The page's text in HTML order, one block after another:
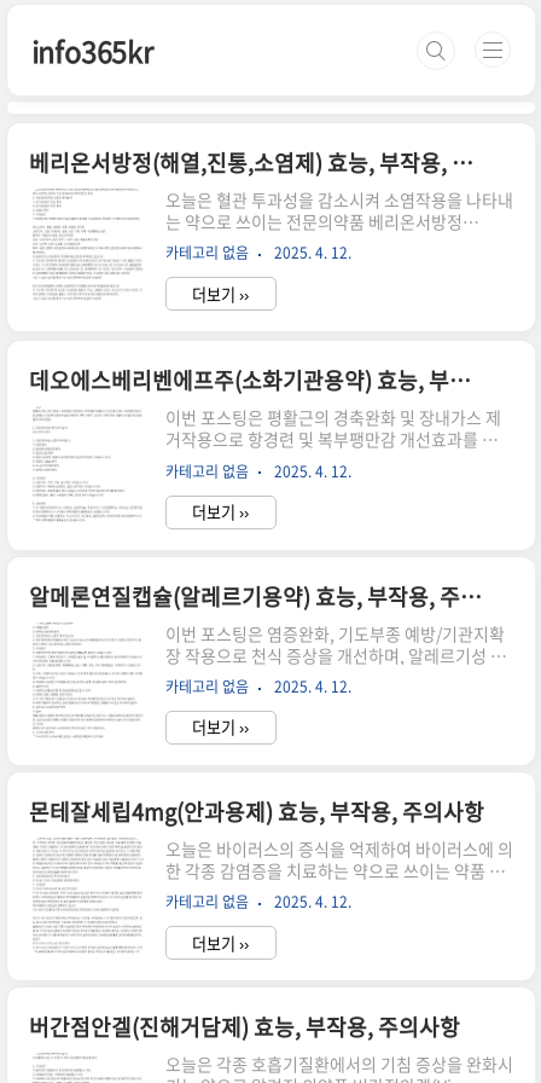
info365kr
베리온서방정(해열,진통,소염제) 효능, 부작용, 주의사항
오늘은 혈관 투과성을 감소시켜 소염작용을 나타내
는 약으로 쓰이는 전문의약품 베리온서방정
(Belion CR Tab.)의 효능과 복용법 그리고 부작
용, 주의사항에 관하여 알아보겠습니다. 베리온서
방정을 복용하거나 복용이 예정인 분들은 해당 전
문의약품에 관해 설명드릴 아래의 약품 정보를 반
되어있는 약품 자료를 바탕으로 객관적인 정보만을
기술하는 점을 참고 바랍니다.베리온서방정이란?
베리온서방정은 혈관 투과성을 감소시켜 소염작용
을 나타내는 약입니다.베리온서방정의 형태베리온
서방정은 무색-미황색의 투명한 주사액으로 충진
된 갈색 앰플의 형태를 하고 있으며, 하단의 사진과
같은 생김새의 의약품입니다.베리온서방정 의료급
여 코드, 급여..
카테고리 없음 2025. 4. 12.
더보기 ››
데오에스베리벤에프주(소화기관용약) 효능, 부작용, 주의사항
이번 포스팅은 평활근의 경축완화 및 장내가스 제
거작용으로 항경련 및 복부팽만감 개선효과를 나타
내는 약으로 알려진 약품 데오에스베리벤에프주
(Theoesberiven-F Injection)의 효능과 복용법
그리고 부작용, 주의사항에 대하여 알아보도록 하
겠습니다. 데오에스베리벤에프주를 복용하시거나
시길 당부드립니다.설명드리는 글의 내용은 약학
정보 전문기관에 등록되어있는 약품 전문자료를 근
거하여 객관적인 내용만을 제공함을 참고하시기 바
랍니다.데오에스베리벤에프주이란?데오에스베리
벤에프주는 평활근의 경축완화 및 장내가스 제거작
용으로 항경련 및 복부팽만감 개선효과를 나타내는
약으로 알려져 있습니다.데오에스베리벤에프주의
형태데..
카테고리 없음 2025. 4. 12.
더보기 ››
알메론연질캡슐(알레르기용약) 효능, 부작용, 주의사항
이번 포스팅은 염증완화, 기도부종 예방/기관지확
장 작용으로 천식 증상을 개선하며, 알레르기성 비
염에도 사용하는 약으로 알려진 전문의약품 알메론
연질캡슐(Almeron Soft Cap.)의 효능 및 복용법,
주의사항(부작용)에 대해 알아보고자 합니다. 알메
론연질캡슐을 복용 중이거나 복용 예정인 분들은
의 내용은 약학정보원에 공시되어 있는 의약품 전
문정보를 바탕으로 객관적인 내용만을 기술하는 점
을 참고 바랍니다.알메론연질캡슐이란?알메론연
질캡슐은 염증완화, 기도부종 예방/기관지확장 작
용으로 천식 증상을 개선하며, 알레르기성 비염에
도 사용하는 약으로 알려져 있습니다.알메론연질
캡슐의 형태알메론연질캡슐은 이물이 없는 흰색의
..
카테고리 없음 2025. 4. 12.
더보기 ››
몬테잘세립4mg(안과용제) 효능, 부작용, 주의사항
오늘은 바이러스의 증식을 억제하여 바이러스에 의
한 각종 감염증을 치료하는 약으로 쓰이는 약품 몬
테잘세립4mg(Montezal Granule)의 효능 및 복
용법, 주의사항(부작용)에 대해 알아보고자 합니
다. 몬테잘세립4mg을 복용 중이거나 복용을 할 예
정인 분들은 해당 전문의약품에 대한 아래의 안내
된 약품 자료를 기반으로 객관적인 정보만을 제공
함을 참고하세요.몬테잘세립4mg이란?몬테잘세
립4mg은 바이러스의 증식을 억제하여 바이러스에
카테고리 없음 2025. 4. 12.
더보기 ››
버간점안겔(진해거담제) 효능, 부작용, 주의사항
오늘은 각종 호흡기질환에서의 기침 증상을 완화시